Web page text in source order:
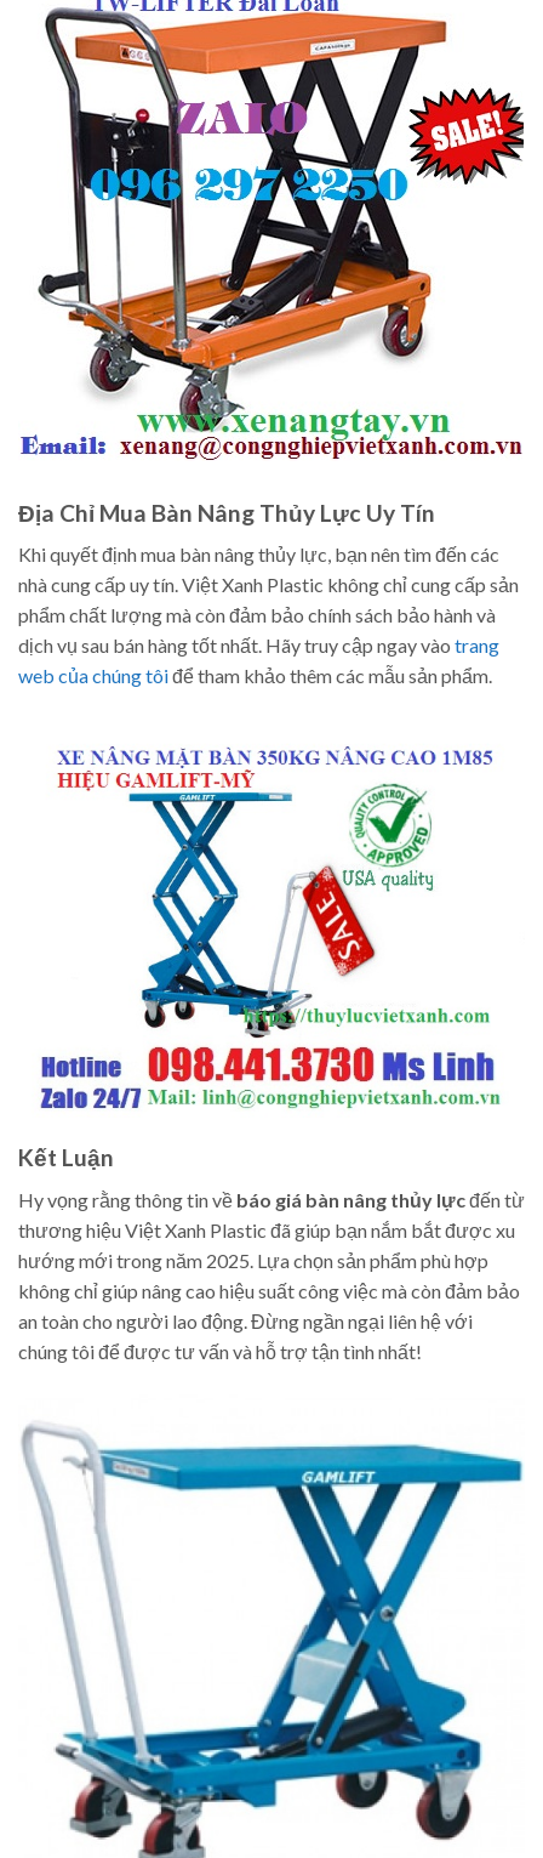
Địa Chỉ Mua Bàn Nâng Thủy Lực Uy Tín
Khi quyết định mua bàn nâng thủy lực, bạn nên tìm đến các
nhà cung cấp uy tín. Việt Xanh Plastic không chỉ cung cấp sản
phẩm chất lượng mà còn đảm bảo chính sách bảo hành và
dịch vụ sau bán hàng tốt nhất. Hãy truy cập ngay vào trang
web của chúng tôiđể tham khảo thêm các mẫu sản phẩm.
Kết Luận
Hy vọng rằng thông tin về báo giá bàn nâng thủy lựcđến từ
thương hiệu Việt Xanh Plastic đã giúp bạn nắm bắt được xu
hướng mới trong năm 2025. Lựa chọn sản phẩm phù hợp
không chỉ giúp nâng cao hiệu suất công việc mà còn đảm bảo
an toàn cho người lao động. Đừng ngần ngại liên hệ với
chúng tôi để được tư vấn và hỗ trợ tận tình nhất!